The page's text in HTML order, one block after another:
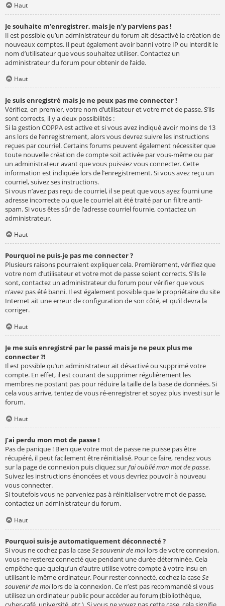
Haut
Je souhaite m’enregistrer, mais je n’y parviens pas !
Il est possible qu’un administrateur du forum ait désactivé la création de
nouveaux comptes. Il peut également avoir banni votre IP ou interdit le
nom d’utilisateur que vous souhaitez utiliser. Contactez un
administrateur du forum pour obtenir de l’aide.
Haut
Je suis enregistré mais je ne peux pas me connecter !
Vérifiez, en premier, votre nom d’utilisateur et votre mot de passe. S’ils
sont corrects, il y a deux possibilités :
Si la gestion COPPA est active et si vous avez indiqué avoir moins de 13
ans lors de l’enregistrement, alors vous devrez suivre les instructions
reçues par courriel. Certains forums peuvent également nécessiter que
toute nouvelle création de compte soit activée par vous-même ou par
un administrateur avant que vous puissiez vous connecter. Cette
information est indiquée lors de l’enregistrement. Si vous avez reçu un
courriel, suivez ses instructions.
Si vous n’avez pas reçu de courriel, il se peut que vous ayez fourni une
adresse incorrecte ou que le courriel ait été traité par un filtre anti-
spam. Si vous êtes sûr de l’adresse courriel fournie, contactez un
administrateur.
Haut
Pourquoi ne puis-je pas me connecter ?
Plusieurs raisons pourraient expliquer cela. Premièrement, vérifiez que
votre nom d’utilisateur et votre mot de passe soient corrects. S’ils le
sont, contactez un administrateur du forum pour vérifier que vous
n’avez pas été banni. Il est également possible que le propriétaire du site
Internet ait une erreur de configuration de son côté, et qu’il devra la
corriger.
Haut
Je me suis enregistré par le passé mais je ne peux plus me
connecter ?!
Il est possible qu’un administrateur ait désactivé ou supprimé votre
compte. En effet, il est courant de supprimer régulièrement les
membres ne postant pas pour réduire la taille de la base de données. Si
cela vous arrive, tentez de vous ré-enregistrer et soyez plus investi sur le
forum.
Haut
J’ai perdu mon mot de passe !
Pas de panique ! Bien que votre mot de passe ne puisse pas être
récupéré, il peut facilement être réinitialisé. Pour ce faire, rendez vous
sur la page de connexion puis cliquez surJ’ai oublié mon mot de passe.
Suivez les instructions énoncées et vous devriez pouvoir à nouveau
vous connecter.
Si toutefois vous ne parveniez pas à réinitialiser votre mot de passe,
contactez un administrateur du forum.
Haut
Pourquoi suis-je automatiquement déconnecté ?
Si vous ne cochez pas la caseSe souvenir de moilors de votre connexion,
vous ne resterez connecté que pendant une durée déterminée. Cela
empêche que quelqu’un d’autre utilise votre compte à votre insu en
utilisant le même ordinateur. Pour rester connecté, cochez la caseSe
souvenir de moilors de la connexion. Ce n’est pas recommandé si vous
utilisez un ordinateur public pour accéder au forum (bibliothèque,